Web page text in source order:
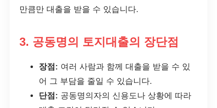
만큼만 대출을 받을 수 있습니다.
3. 공동명의 토지대출의 장단점
장점: 여러 사람과 함께 대출을 받을 수 있
어 그 부담을 줄일 수 있습니다.
단점: 공동명의자의 신용도나 상황에 따라